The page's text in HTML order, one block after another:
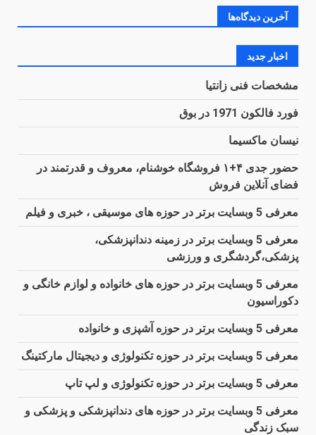
آخرین دیدگاه‌ها
اخبار جدید
مشخصات فنی زانتیا
فورد فالکون 1971 در بوق
نیسان ماکسیما
حضور جدی ۴+۱ فروشگاه خوشنام، معروف و قدرتمند در
فضای آنلاین فروش
معرفی 5 وبسایت برتر در حوزه های موسیقی ، خبری و فیلم
معرفی 5 وبسایت برتر در زمینه دندانپزشکی،
پزشکی،گردشگری و ورزشی
معرفی 5 وبسایت برتر در حوزه های خانواده و لوازم خانگی و
دکوراسیون
معرفی 5 وبسایت برتر در حوزه آشپزی و خانواده
معرفی 5 وبسایت برتر در حوزه تکنولوژی و دیجیتال مارکتینگ
معرفی 5 وبسایت برتر در حوزه تکنولوژی و لپ تاپ
معرفی 5 وبسایت برتر در حوزه های دندانپزشکی و پزشکی و
سبک زندگی